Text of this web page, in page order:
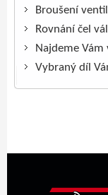
Broušení
Rovnání čel
Najdeme
Vybraný díl